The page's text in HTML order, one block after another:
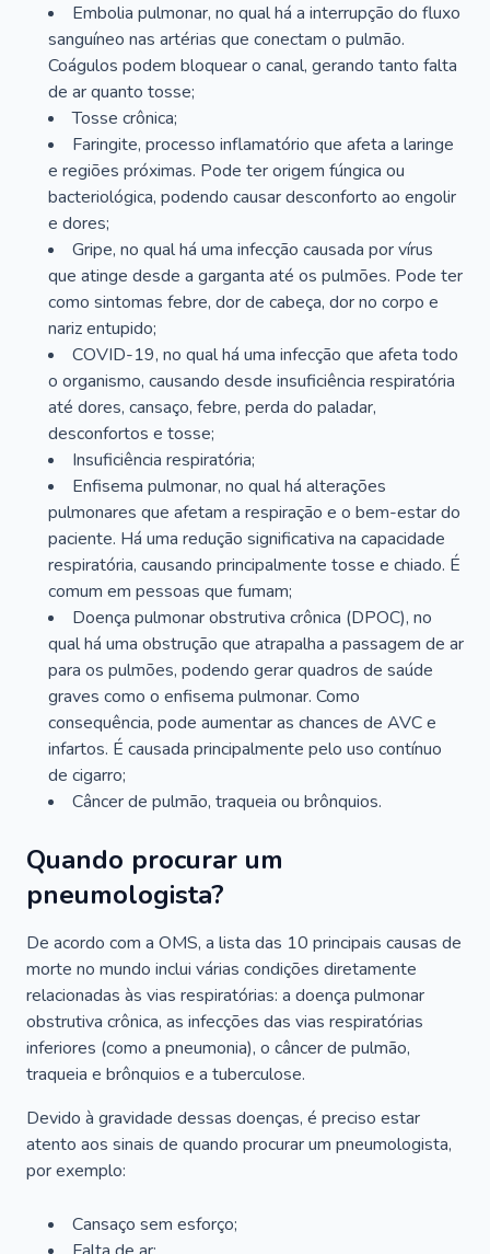
Embolia pulmonar, no qual há a interrupção do fluxo
sanguíneo nas artérias que conectam o pulmão.
Coágulos podem bloquear o canal, gerando tanto falta
de ar quanto tosse;
Tosse crônica;
Faringite, processo inflamatório que afeta a laringe
e regiões próximas. Pode ter origem fúngica ou
bacteriológica, podendo causar desconforto ao engolir
e dores;
Gripe, no qual há uma infecção causada por vírus
que atinge desde a garganta até os pulmões. Pode ter
como sintomas febre, dor de cabeça, dor no corpo e
nariz entupido;
COVID-19, no qual há uma infecção que afeta todo
o organismo, causando desde insuficiência respiratória
até dores, cansaço, febre, perda do paladar,
desconfortos e tosse;
Insuficiência respiratória;
Enfisema pulmonar, no qual há alterações
pulmonares que afetam a respiração e o bem-estar do
paciente. Há uma redução significativa na capacidade
respiratória, causando principalmente tosse e chiado. É
comum em pessoas que fumam;
Doença pulmonar obstrutiva crônica (DPOC), no
qual há uma obstrução que atrapalha a passagem de ar
para os pulmões, podendo gerar quadros de saúde
graves como o enfisema pulmonar. Como
consequência, pode aumentar as chances de AVC e
infartos. É causada principalmente pelo uso contínuo
de cigarro;
Câncer de pulmão, traqueia ou brônquios.
Quando procurar um
pneumologista?
De acordo com a OMS, a lista das 10 principais causas de
morte no mundo inclui várias condições diretamente
relacionadas às vias respiratórias: a doença pulmonar
obstrutiva crônica, as infecções das vias respiratórias
inferiores (como a pneumonia), o câncer de pulmão,
traqueia e brônquios e a tuberculose.
Devido à gravidade dessas doenças, é preciso estar
atento aos sinais de quando procurar um pneumologista,
por exemplo:
Cansaço sem esforço;